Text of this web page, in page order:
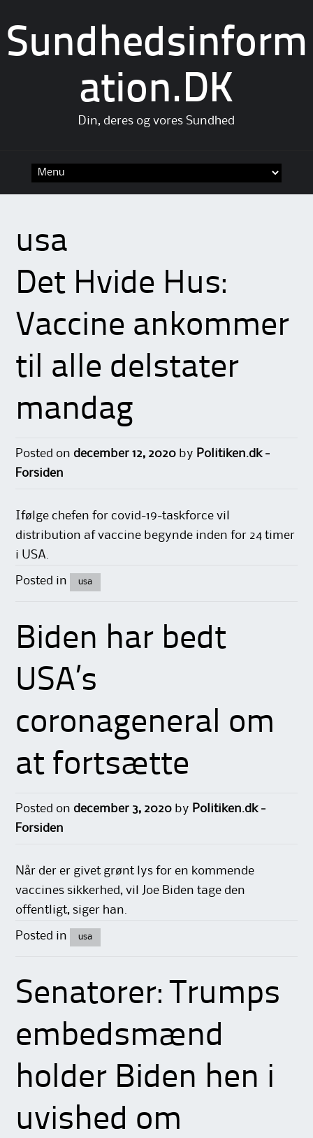
Sundhedsinform
ation.DK
Din, deres og vores Sundhed
usa
Det Hvide Hus:
Vaccine ankommer
til alle delstater
mandag
Posted ondecember 12, 2020 by Politiken.dk -
Forsiden
Ifølge chefen for covid-19-taskforce vil
distribution af vaccine begynde inden for 24 timer
i USA.
Posted in usa
Biden har bedt
USA’s
coronageneral om
at fortsætte
Posted ondecember 3, 2020 by Politiken.dk -
Forsiden
Når der er givet grønt lys for en kommende
vaccines sikkerhed, vil Joe Biden tage den
offentligt, siger han.
Posted in usa
Senatorer: Trumps
embedsmænd
holder Biden hen i
uvished om